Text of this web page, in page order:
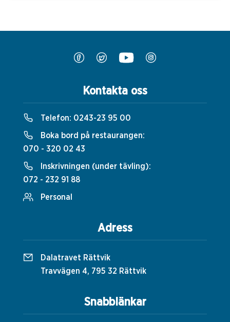
Snabblänkar
Kontakta oss
Telefon: 0243-23 95 00
Boka bord på restaurangen:
070 - 320 02 43
Inskrivningen (under tävling):
072 - 232 91 88
Personal
Adress
Dalatravet Rättvik
Travvägen 4, 795 32 Rättvik